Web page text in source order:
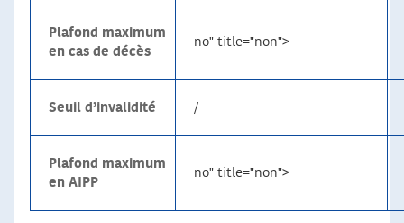
Plafond maximum
en cas de décès
no" title="non">
Seuil d’invalidité /
Plafond maximum
en AIPP
no" title="non">